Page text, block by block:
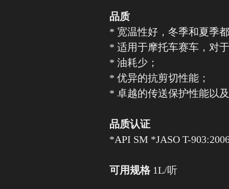
品质
* 宽温性好，冬季和夏季
* 适用于摩托车赛车，对
* 油耗少；
* 优异的抗剪切性能；
* 卓越的传送保护性能以
品质认证
*API SM *JASO T-
可用规格 1L/听